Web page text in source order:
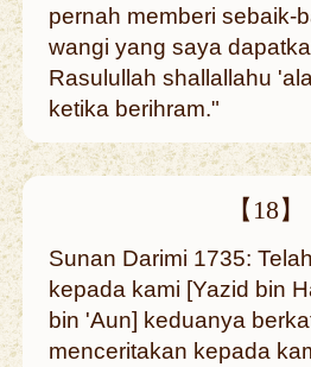
pernah memberi sebaik-
wangi yang saya
Rasulullah shallallahu
ketika berihram."
【18】
Sunan Darimi 1735:
kepada kami [Yazid bin
bin 'Aun] keduanya
menceritakan kepada